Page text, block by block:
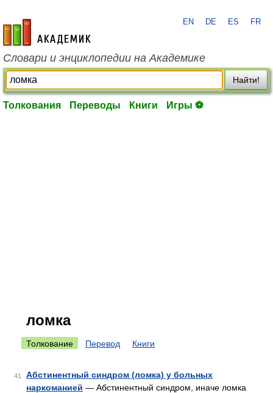
academic.ru
EN DE ES FR
Словари и энциклопедии на Академике
Найти!
Толкования Переводы Книги Игры ⚽
ломка
Толкование Перевод Книги
41
Абстинентный синдром (ломка) у больных
наркоманией — Абстинентный синдром, иначе ломка